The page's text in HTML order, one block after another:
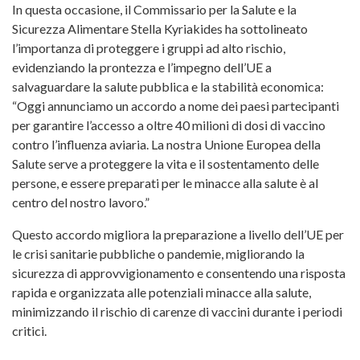
In questa occasione, il Commissario per la Salute e la
Sicurezza Alimentare Stella Kyriakides ha sottolineato
l’importanza di proteggere i gruppi ad alto rischio,
evidenziando la prontezza e l’impegno dell’UE a
salvaguardare la salute pubblica e la stabilità economica:
“Oggi annunciamo un accordo a nome dei paesi partecipanti
per garantire l’accesso a oltre 40 milioni di dosi di vaccino
contro l’influenza aviaria. La nostra Unione Europea della
Salute serve a proteggere la vita e il sostentamento delle
persone, e essere preparati per le minacce alla salute è al
centro del nostro lavoro.”
Questo accordo migliora la preparazione a livello dell’UE per
le crisi sanitarie pubbliche o pandemie, migliorando la
sicurezza di approvvigionamento e consentendo una risposta
rapida e organizzata alle potenziali minacce alla salute,
minimizzando il rischio di carenze di vaccini durante i periodi
critici.